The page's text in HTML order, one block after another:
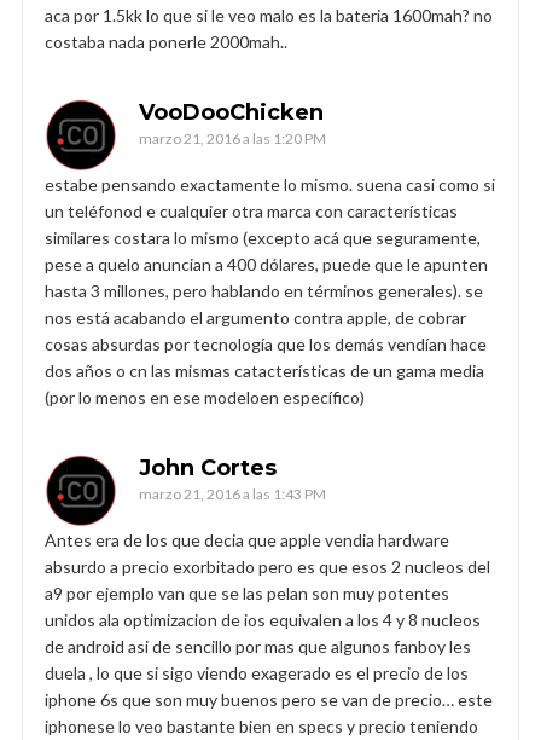
aca por 1.5kk lo que si le veo malo es la bateria 1600mah? no
costaba nada ponerle 2000mah..
VooDooChicken
marzo 21, 2016 a las 1:20 PM
estabe pensando exactamente lo mismo. suena casi como si
un teléfonod e cualquier otra marca con características
similares costara lo mismo (excepto acá que seguramente,
pese a quelo anuncian a 400 dólares, puede que le apunten
hasta 3 millones, pero hablando en términos generales). se
nos está acabando el argumento contra apple, de cobrar
cosas absurdas por tecnología que los demás vendían hace
dos años o cn las mismas catacterísticas de un gama media
(por lo menos en ese modeloen específico)
John Cortes
marzo 21, 2016 a las 1:43 PM
Antes era de los que decia que apple vendia hardware
absurdo a precio exorbitado pero es que esos 2 nucleos del
a9 por ejemplo van que se las pelan son muy potentes
unidos ala optimizacion de ios equivalen a los 4 y 8 nucleos
de android asi de sencillo por mas que algunos fanboy les
duela , lo que si sigo viendo exagerado es el precio de los
iphone 6s que son muy buenos pero se van de precio… este
iphonese lo veo bastante bien en specs y precio teniendo